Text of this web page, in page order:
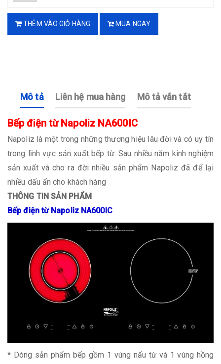
THÊM VÀO GIỎ HÀNG MUA NGAY
Mô tả Liên hệ mua hàng Mô tả vắn tắt
Bếp điện từ Napoliz NA600IC
Napoliz là một trong những thương hiệu lâu đời và có uy tín
trong lĩnh vực sản xuất bếp từ. Sau nhiều năm kinh nghiệm
sản xuất và cho ra đời nhiều sản phẩm Napoliz đã để lại
nhiều dấu ấn cho khách hàng
THÔNG TIN SẢN PHẨM
Bếp điện từ Napoliz NA600IC
* Dòng sản phẩm bếp gồm 1 vùng nấu từ và 1 vùng hồng